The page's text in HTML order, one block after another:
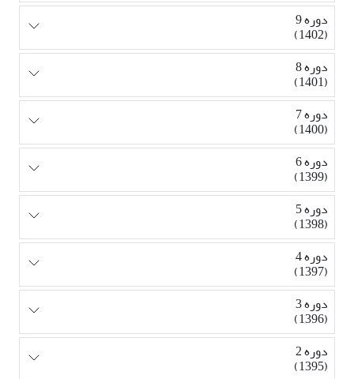
دوره 9
(1402)
دوره 8
(1401)
دوره 7
(1400)
دوره 6
(1399)
دوره 5
(1398)
دوره 4
(1397)
دوره 3
(1396)
دوره 2
(1395)